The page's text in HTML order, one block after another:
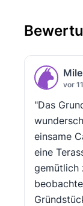
vor
"Das
einsame
eine
gemütlich